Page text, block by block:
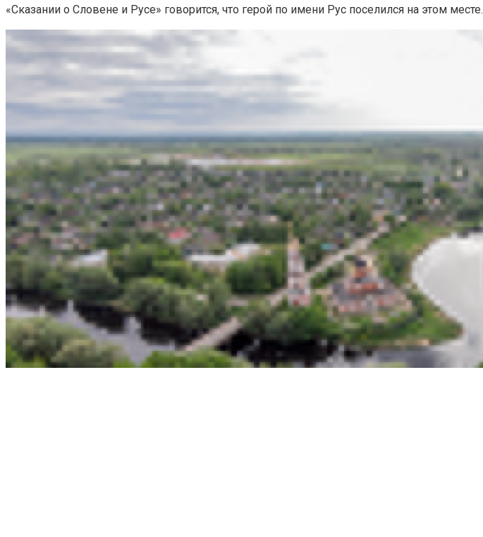
«Сказании о Словене и Русе» говорится, что герой по имени Рус поселился на этом месте.